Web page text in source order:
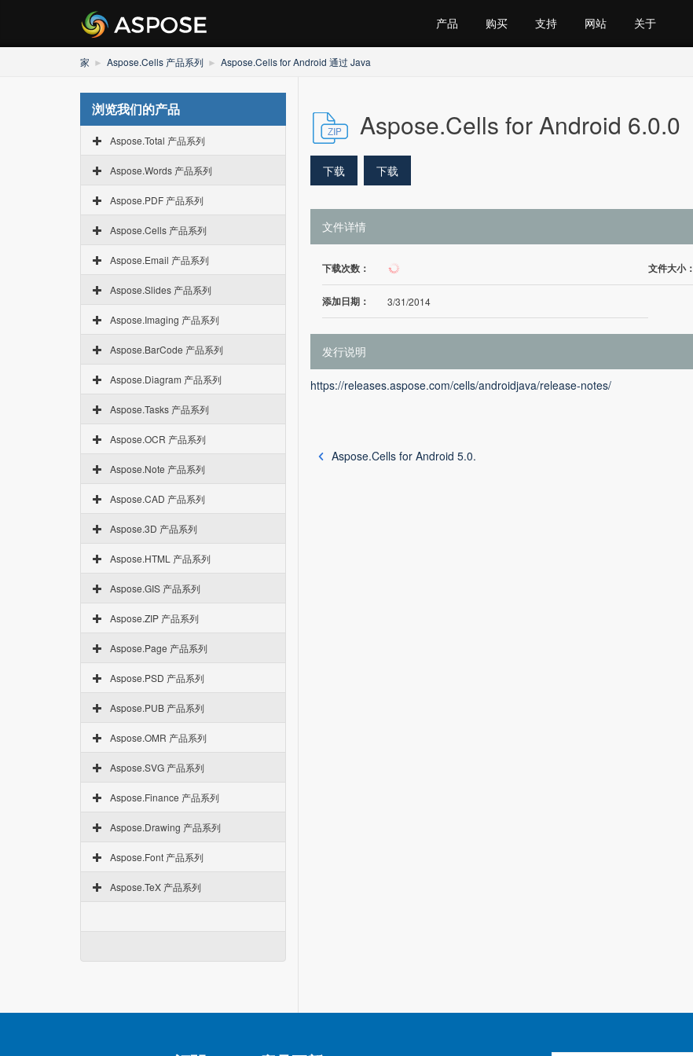
产品 购买 支持 网站 关于
家 Aspose.Cells 产品系列 Aspose.Cells for Android 通过 Java
浏览我们的产品
Aspose.Total 产品系列
Aspose.Words 产品系列
Aspose.PDF 产品系列
Aspose.Cells 产品系列
Aspose.Email 产品系列
Aspose.Slides 产品系列
Aspose.Imaging 产品系列
Aspose.BarCode 产品系列
Aspose.Diagram 产品系列
Aspose.Tasks 产品系列
Aspose.OCR 产品系列
Aspose.Note 产品系列
Aspose.CAD 产品系列
Aspose.3D 产品系列
Aspose.HTML 产品系列
Aspose.GIS 产品系列
Aspose.ZIP 产品系列
Aspose.Page 产品系列
Aspose.PSD 产品系列
Aspose.PUB 产品系列
Aspose.OMR 产品系列
Aspose.SVG 产品系列
Aspose.Finance 产品系列
Aspose.Drawing 产品系列
Aspose.Font 产品系列
Aspose.TeX 产品系列
Aspose.Cells for Android 6.0.0
下载 下载
文件详情
下载次数： 256 文件大小：
添加日期： 3/31/2014
发行说明
https://releases.aspose.com/cells/androidjava/release-notes/
Aspose.Cells for Android 5.0.